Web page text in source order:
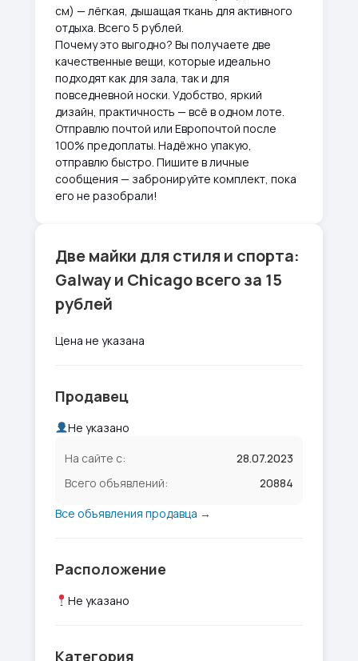
см) — лёгкая, дышащая ткань для активного
отдыха. Всего 5 рублей.
Почему это выгодно? Вы получаете две
качественные вещи, которые идеально
подходят как для зала, так и для
повседневной носки. Удобство, яркий
дизайн, практичность — всё в одном лоте.
Отправлю почтой или Европочтой после
100% предоплаты. Надёжно упакую,
отправлю быстро. Пишите в личные
сообщения — забронируйте комплект, пока
его не разобрали!
Две майки для стиля и спорта:
Galway и Chicago всего за 15
рублей
Цена не указана
Продавец
Не указано
На сайте с:
28.07.2023
Всего объявлений:
20884
Все объявления продавца →
Расположение
Не указано
Категория